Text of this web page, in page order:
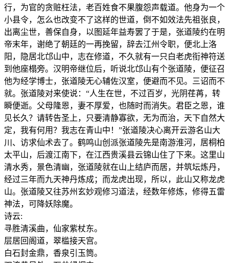
行，为官的贪赃枉法，老百姓食不果腹怨声载道。他身为一个
小县令，怎么也改变不了这样的世道，倒不如效法先祖张良，
出离尘世，善保自身，以图延年益寿罢了于是，张道陵约在明
帝末年，谢绝了朝廷的一再挽留，辞去江州令职，便北上洛
阳，隐居北邙山中，志在修道，不久就有一只白老虎衔神符送
到他座榻旁。汉明帝继位后，听说北邙山有个张道陵，便征召
他为经学博士，张道陵无心辅佐汉室，便避而不见。三诏而不
就。张道陵对来使说：“人生在世，不过百岁，光阴荏苒，转
瞬便逝。父母隆恩，妻不厚爱，也随时而消失。君臣之恩，谁
见长久？请转告圣上，只要清静寡欲，无为而治，天下自然大
定，我有何用？我志在青山中！”张道陵决心离开云游名山大
川、访求仙术去了。鹤鸣山创派张道陵先是南游淮河，居桐柏
太平山，后渡江南下，在江西贵溪县云锦山住了下来。这里山
清水秀，景色清幽，张道陵就在山上结庐而居，并筑坛炼丹，
经过三年而九天神丹炼成；而龙虎出现，所以，此山又称龙虎
山。张道陵又往苏州玄妙观修习道法，经数年修炼，修得五雷
神法，可降妖除魔。
诗云:
寻胜清溪曲，仙家紫杖东。
层居回阁道，翠槛接天宫。
白石封金鼎，香泉引玉筒。